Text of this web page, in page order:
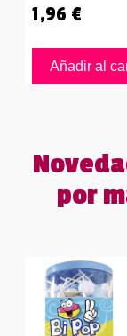
1,96 €
Añadir al
por